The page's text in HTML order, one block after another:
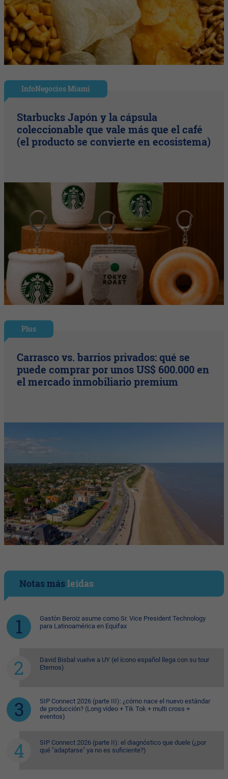
InfoNegocios Miami
Starbucks Japón y la cápsula
coleccionable que vale más que el café
(el producto se convierte en ecosistema)
Plus
Carrasco vs. barrios privados: qué se
puede comprar por unos US$ 600.000 en
el mercado inmobiliario premium
Notas másleídas
Gastón Beroiz asume como Sr. Vice President Technology
para Latinoamérica en Equifax
David Bisbal vuelve a UY (el ícono español llega con su tour
Eternos)
SIP Connect 2026 (parte III): ¿cómo nace el nuevo estándar
de producción? (Long video + Tik Tok + multi cross +
eventos)
SIP Connect 2026 (parte II): el diagnóstico que duele (¿por
qué "adaptarse" ya no es suficiente?)